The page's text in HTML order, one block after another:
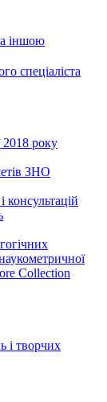
іншою
спеціаліста
2018 року
ЗНО
консультацій
Collection
і творчих